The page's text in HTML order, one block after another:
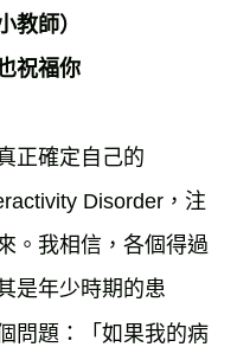
教師）
祝福你
正確定自己的
Disorder，注
。我相信，各個得過
是年少時期的患
問題：「如果我的病